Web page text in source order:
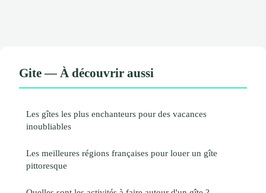
Gite — À découvrir aussi
Les gîtes les plus enchanteurs pour des vacances
inoubliables
Les meilleures régions françaises pour louer un gîte
pittoresque